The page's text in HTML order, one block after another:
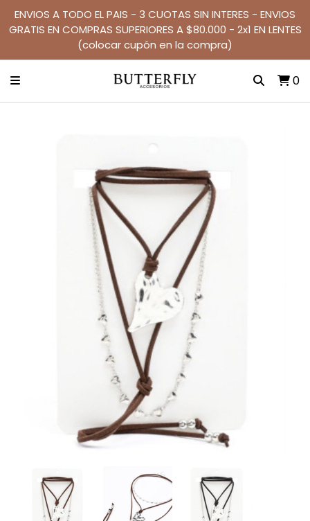
ENVIOS A TODO EL PAIS - 3 CUOTAS SIN INTERES - ENVIOS
GRATIS EN COMPRAS SUPERIORES A $80.000 - 2x1 EN LENTES
(colocar cupón en la compra)
0